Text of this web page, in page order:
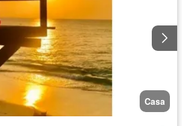
Casa